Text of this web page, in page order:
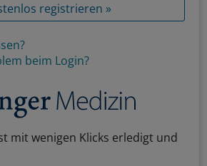
registrieren »
beim Login?
mit wenigen Klicks erledigt und